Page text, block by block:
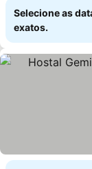
Selecione as
exatos.